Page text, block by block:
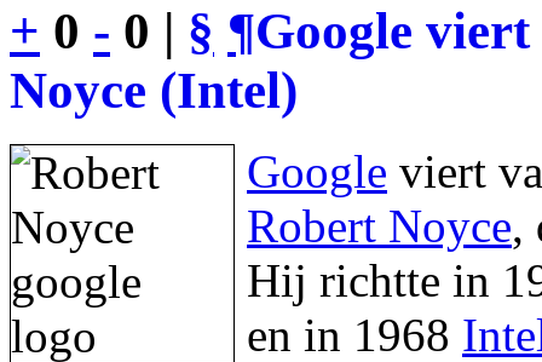
+ 0 - 0 | § ¶Google
Noyce (Intel)
Google viert
Robert Noyce,
Hij richtte in
en in 1968